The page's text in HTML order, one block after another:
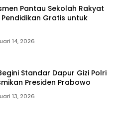
Pantau Sekolah Rakyat
Gratis untuk
14, 2026
Standar Dapur Gizi Polri
Presiden Prabowo
13, 2026